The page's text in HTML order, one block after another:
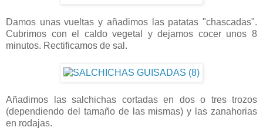
Damos unas vueltas y añadimos las patatas "chascadas".
Cubrimos con el caldo vegetal y dejamos cocer unos 8
minutos. Rectificamos de sal.
Añadimos las salchichas cortadas en dos o tres trozos
(dependiendo del tamaño de las mismas) y las zanahorias
en rodajas.